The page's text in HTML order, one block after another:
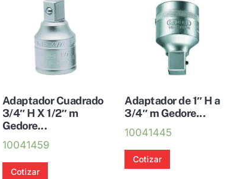
Adaptador Cuadrado
3/4″ H X 1/2″ m
Gedore...
10041459
Cotizar
Adaptador de 1″ H a
3/4″ m Gedore...
10041445
Cotizar